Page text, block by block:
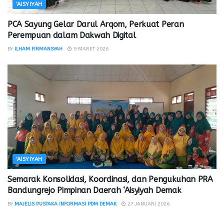
'AISYIYAH
PCA Sayung Gelar Darul Arqom, Perkuat Peran
Perempuan dalam Dakwah Digital
BY ILHAM FIRMANSYAH 9 MARET 2026
'AISYIYAH
Semarak Konsolidasi, Koordinasi, dan Pengukuhan PRA
Bandungrejo Pimpinan Daerah ‘Aisyiyah Demak
BY MAJELIS PUSTAKA INFORMASI PDM DEMAK 27 JANUARI 2026